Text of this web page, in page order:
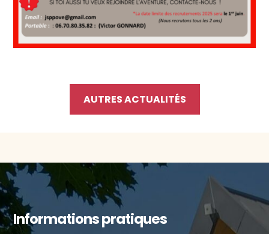
AUTRES ACTUALITÉS
Informations pratiques